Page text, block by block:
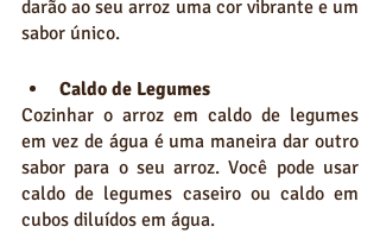
darão ao seu arroz uma cor vibrante e um
sabor único.
Caldo de Legumes
Cozinhar o arroz em caldo de legumes
em vez de água é uma maneira dar outro
sabor para o seu arroz. Você pode usar
caldo de legumes caseiro ou caldo em
cubos diluídos em água.